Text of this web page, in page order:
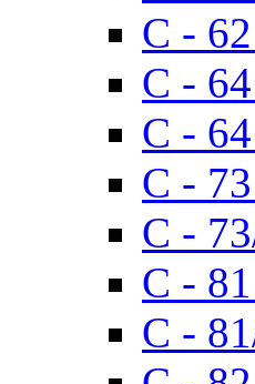
С -
С -
С -
С -
С -
С -
С -